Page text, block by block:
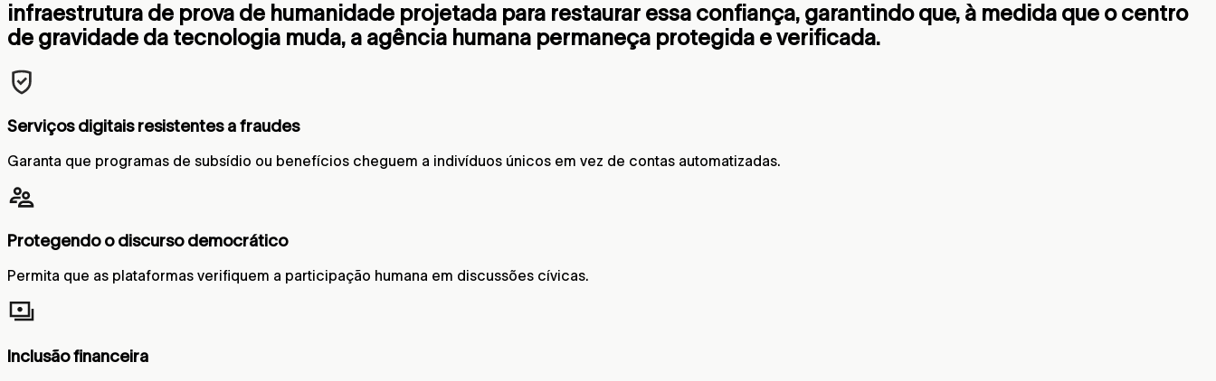
infraestrutura de prova de humanidade projetada para restaurar essa confiança, garantindo que, à medida que o centro
de gravidade da tecnologia muda, a agência humana permaneça protegida e verificada.
Serviços digitais resistentes a fraudes
Garanta que programas de subsídio ou benefícios cheguem a indivíduos únicos em vez de contas automatizadas.
Protegendo o discurso democrático
Permita que as plataformas verifiquem a participação humana em discussões cívicas.
Inclusão financeira